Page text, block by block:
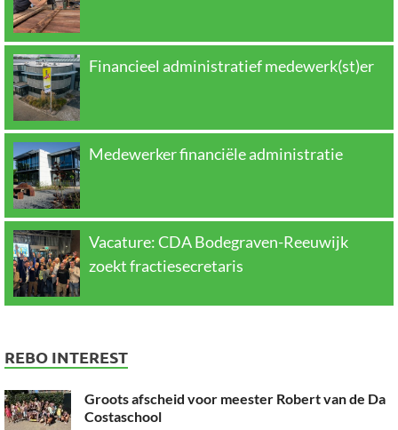
Financieel administratief medewerk(st)er
Medewerker financiële administratie
Vacature: CDA Bodegraven-Reeuwijk
zoekt fractiesecretaris
REBO INTEREST
Groots afscheid voor meester Robert van de Da
Costaschool